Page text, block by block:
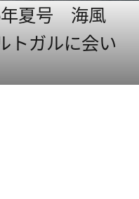
年夏号 海風
トガルに会い